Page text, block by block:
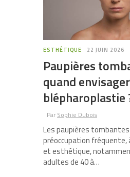
ESTHÉTIQUE 22 JUIN 2026
Paupières
quand
blépharoplastie
Par Sophie Dubois
Les paupières
préoccupation fréquente,
et esthétique,
adultes de 40 à…